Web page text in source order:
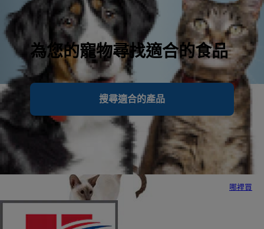
為您的寵物尋找適合的食品
搜尋適合的產品
哪裡買
健康的幼貓長大，成為快樂的成
貓